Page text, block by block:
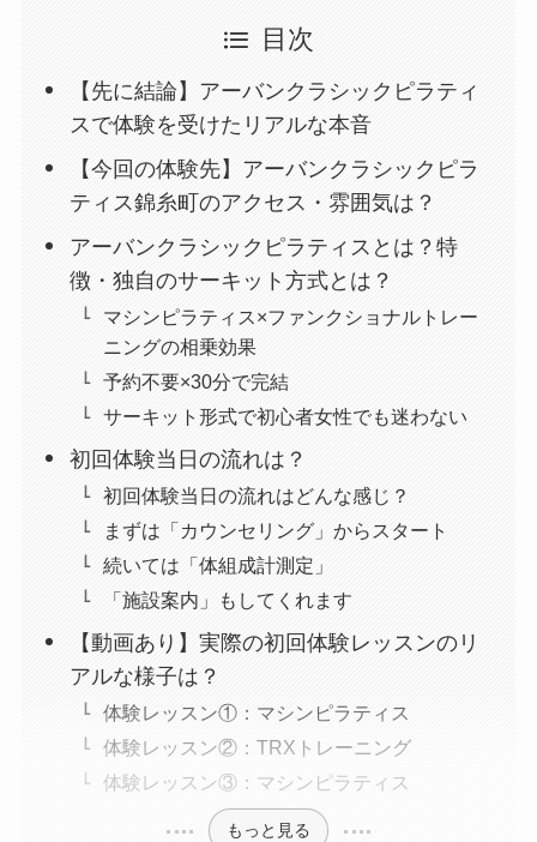
目次
【先に結論】アーバンクラシックピラティ
スで体験を受けたリアルな本音
【今回の体験先】アーバンクラシックピラ
ティス錦糸町のアクセス・雰囲気は？
アーバンクラシックピラティスとは？特
徴・独自のサーキット方式とは？
マシンピラティス×ファンクショナルトレー
ニングの相乗効果
予約不要×30分で完結
サーキット形式で初心者女性でも迷わない
初回体験当日の流れは？
初回体験当日の流れはどんな感じ？
まずは「カウンセリング」からスタート
続いては「体組成計測定」
「施設案内」もしてくれます
【動画あり】実際の初回体験レッスンのリ
アルな様子は？
体験レッスン①：マシンピラティス
体験レッスン②：TRXトレーニング
体験レッスン③：マシンピラティス
もっと見る